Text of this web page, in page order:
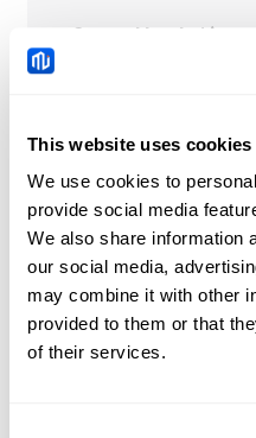
This website uses cookies
We use cookies to
provide social media
We also share information
our social media,
may combine it with other
provided to them or that
of their services.
Central banks’
EURPLNActualités
200-
2026-